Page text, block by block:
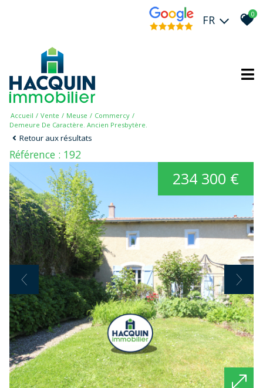
FR 0
Accueil Vente Meuse
Commercy
Demeure De Caractère. Ancien Presbytère.
Retour aux résultats
Référence : 192
234 300 €